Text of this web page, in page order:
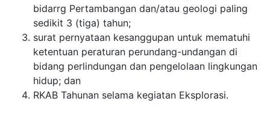
bidarrg Pertambangan dan/atau geologi paling
sedikit 3 (tiga) tahun;
surat pernyataan kesanggupan untuk mematuhi
ketentuan peraturan perundang-undangan di
bidang perlindungan dan pengelolaan lingkungan
hidup; dan
RKAB Tahunan selama kegiatan Eksplorasi.